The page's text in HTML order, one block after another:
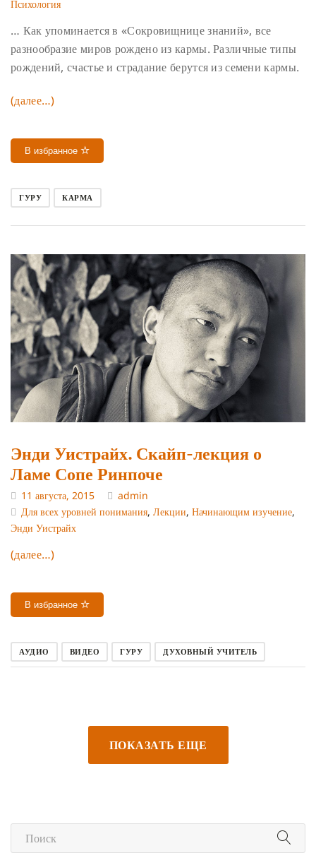
Психология
… Как упоминается в «Сокровищнице знаний», все
разнообразие миров рождено из кармы. Различные типы
рождений, счастье и страдание берутся из семени кармы.
(далее…)
В избранное
ГУРУ КАРМА
Энди Уистрайх. Скайп-лекция о
Ламе Сопе Ринпоче
11 августа, 2015
admin
Для всех уровней понимания, Лекции, Начинающим изучение,
Энди Уистрайх
(далее…)
В избранное
АУДИО ВИДЕО ГУРУ ДУХОВНЫЙ УЧИТЕЛЬ
ПОКАЗАТЬ ЕЩЕ